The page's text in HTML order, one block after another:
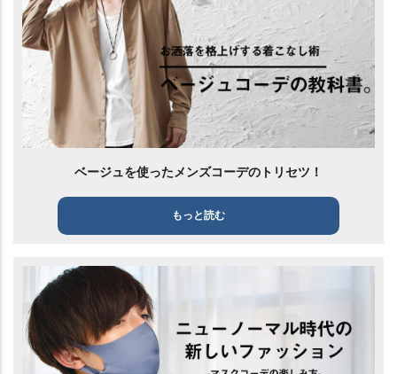
ベージュを使ったメンズコーデのトリセツ！
もっと読む